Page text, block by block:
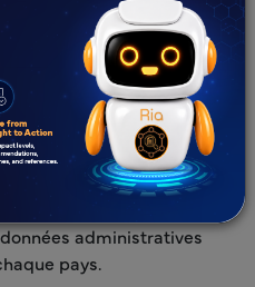
les commentaires de
au rapport d'évaluation
aux demandes
post-approbation (par
IA, IA, IB et de type II,
de gamme, etc.).
administratives
pays.